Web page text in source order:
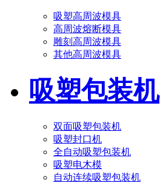
吸塑高周波模具
高周波熔断模具
雕刻高周波模具
其他高周波模具
吸塑包装机
双面吸塑包装机
吸塑封口机
全自动吸塑包装机
吸塑电木模
自动连续吸塑包装机